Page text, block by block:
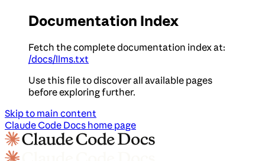
Documentation Index
Fetch the complete documentation index at:
/docs/llms.txt
Use this file to discover all available pages
before exploring further.
Skip to main content
Claude Code Docs home page